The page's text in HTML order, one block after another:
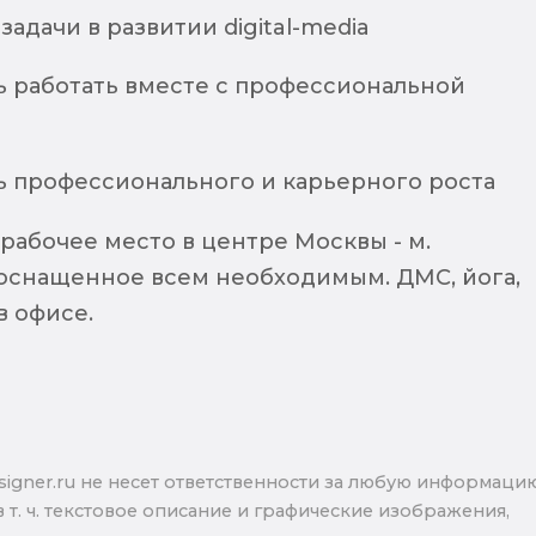
в развитии digital-media
вместе с профессиональной
и карьерного роста
место в центре Москвы - м.
всем необходимым. ДМС, йога,
офисе.
не несет ответственности за любую
ч. текстовое описание и графические изображения,